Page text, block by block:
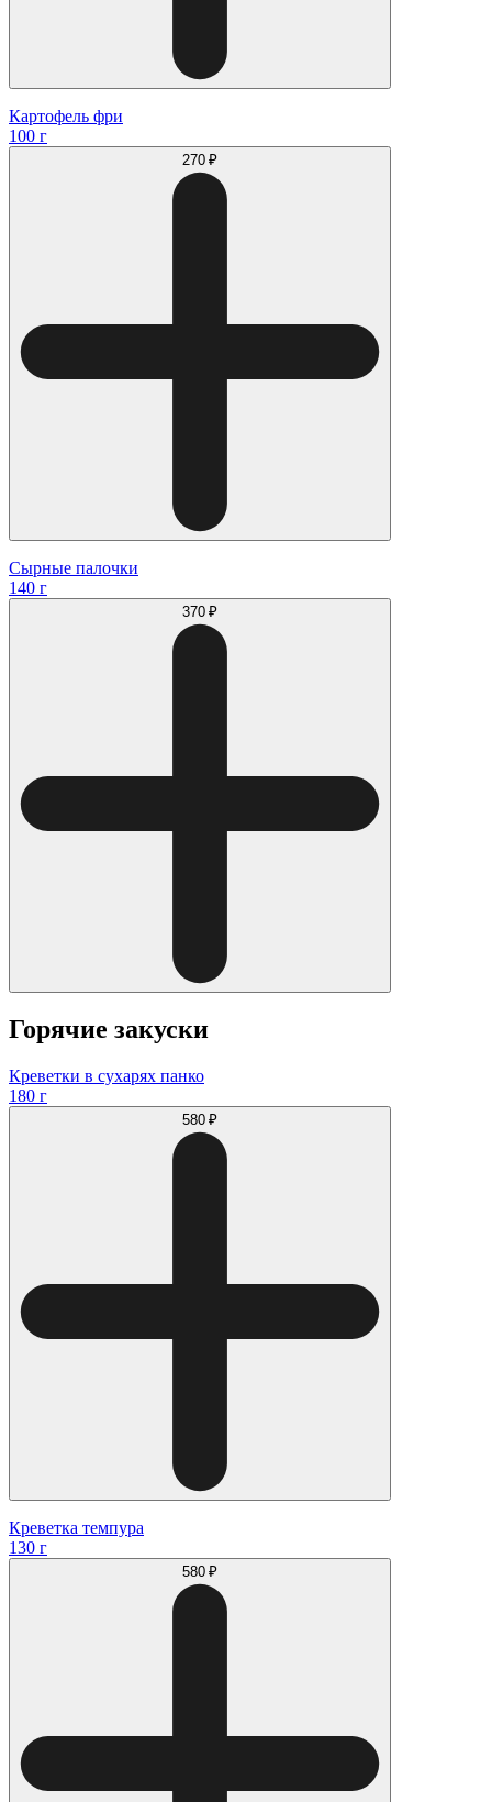
Картофель фри
100 г
270 ₽
Сырные палочки
140 г
370 ₽
Горячие закуски
Креветки в сухарях панко
180 г
580 ₽
Креветка темпура
130 г
580 ₽